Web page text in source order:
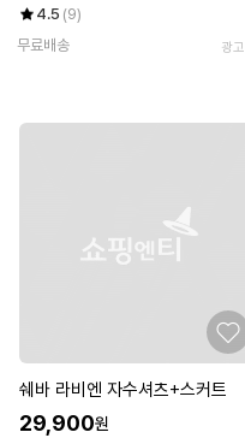
4.5 (9)
무료배송
광고
쉐바 라비엔 자수셔츠+스커트
29,900원